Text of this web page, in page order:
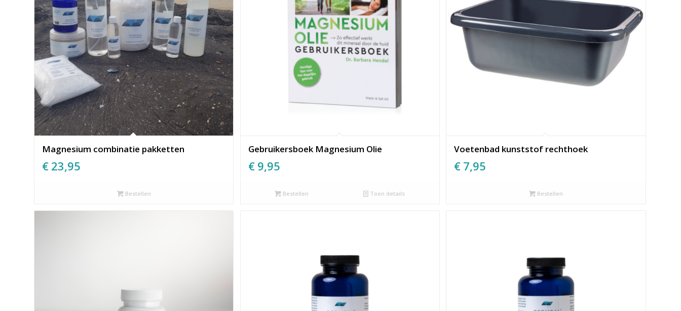
Magnesium combinatie pakketten
€ 23,95
Bestellen
Gebruikersboek Magnesium Olie
€ 9,95
Bestellen Toon details
Voetenbad kunststof rechthoek
€ 7,95
Bestellen